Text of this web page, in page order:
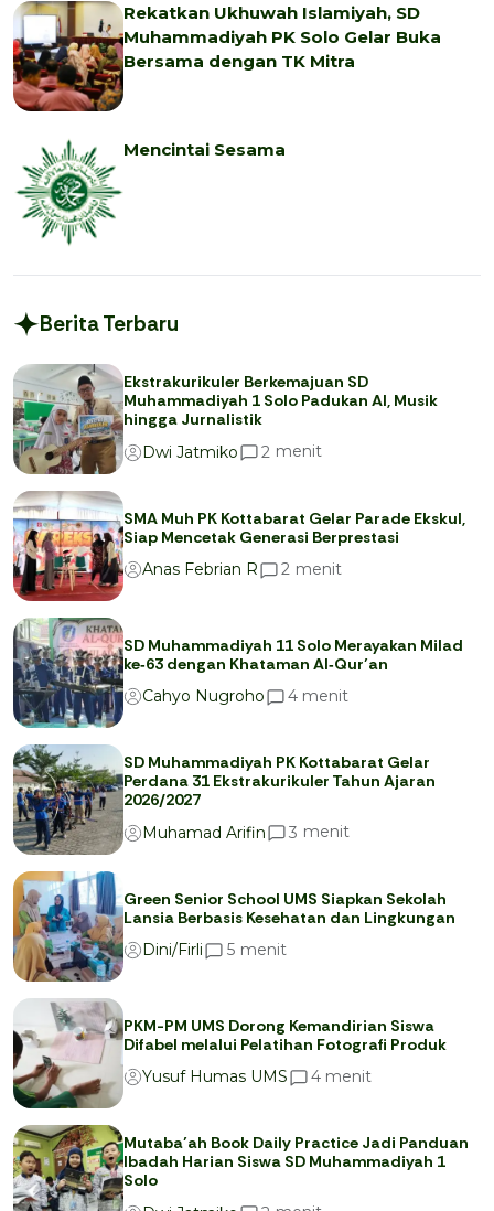
Rekatkan Ukhuwah Islamiyah, SD
Muhammadiyah PK Solo Gelar Buka
Bersama dengan TK Mitra
Mencintai Sesama
Berita Terbaru
Ekstrakurikuler Berkemajuan SD
Muhammadiyah 1 Solo Padukan AI, Musik
hingga Jurnalistik
Dwi Jatmiko
2 menit
SMA Muh PK Kottabarat Gelar Parade Ekskul,
Siap Mencetak Generasi Berprestasi
Anas Febrian R
2 menit
SD Muhammadiyah 11 Solo Merayakan Milad
ke‑63 dengan Khataman Al‑Qur’an
Cahyo Nugroho
4 menit
SD Muhammadiyah PK Kottabarat Gelar
Perdana 31 Ekstrakurikuler Tahun Ajaran
2026/2027
Muhamad Arifin
3 menit
Green Senior School UMS Siapkan Sekolah
Lansia Berbasis Kesehatan dan Lingkungan
Dini/Firli
5 menit
PKM-PM UMS Dorong Kemandirian Siswa
Difabel melalui Pelatihan Fotografi Produk
Yusuf Humas UMS
4 menit
Mutaba’ah Book Daily Practice Jadi Panduan
Ibadah Harian Siswa SD Muhammadiyah 1
Solo